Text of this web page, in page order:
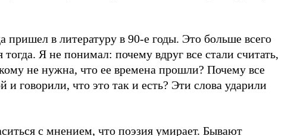
пришел в литературу в 90-е годы. Это больше всего
тогда. Я не понимал: почему вдруг все стали считать,
не нужна, что ее времена прошли? Почему все
и говорили, что это так и есть? Эти слова ударили
с мнением, что поэзия умирает. Бывают